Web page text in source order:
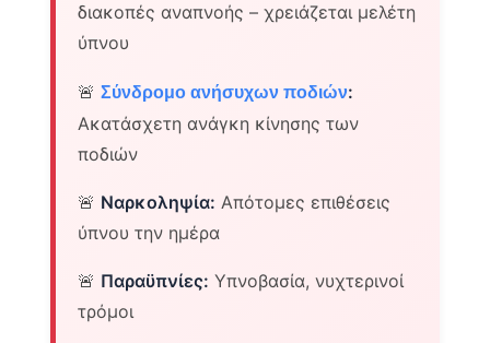
διακοπές αναπνοής – χρειάζεται μελέτη
ύπνου
🚨Σύνδρομο ανήσυχων ποδιών:
Ακατάσχετη ανάγκη κίνησης των
ποδιών
🚨 Ναρκοληψία: Απότομες επιθέσεις
ύπνου την ημέρα
🚨 Παραϋπνίες: Υπνοβασία, νυχτερινοί
τρόμοι